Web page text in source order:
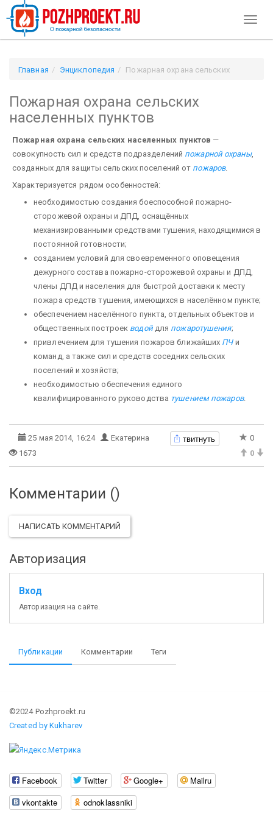
Главная Энциклопедия
Пожарная охрана сельских
Пожарная охрана сельских
населенных пунктов
Пожарная охрана сельских населенных пунктов —
совокупность сил и средств подразделений пожарной охраны,
созданных для защиты сельских поселений от пожаров.
Характеризуется рядом особенностей:
необходимостью создания боеспособной пожарно-
сторожевой охраны и ДПД, оснащённых
механизированными средствами тушения, находящимися в
постоянной готовности;
созданием условий для своевременного оповещения
дежурного состава пожарно-сторожевой охраны и ДПД,
члены ДПД и населения для быстрой доставки к месту
пожара средств тушения, имеющихся в населённом пункте;
обеспечением населённого пункта, отдельных объектов и
общественных построек водойдля пожаротушения;
привлечением для тушения пожаров ближайших ПЧи
команд, а также сил и средств соседних сельских
поселений и хозяйств;
необходимостью обеспечения единого
квалифицированного руководства тушением пожаров.
25 мая 2014, 16:24 Екатерина твитнуть
0
1673
0
Комментарии ()
НАПИСАТЬ КОММЕНТАРИЙ
Авторизация
Вход
Авторизация на сайте.
Публикации Комментарии Теги
©2024 Pozhproekt.ru
Created by Kukharev
Facebook Twitter Google+
Mailru
vkontakte
odnoklassniki